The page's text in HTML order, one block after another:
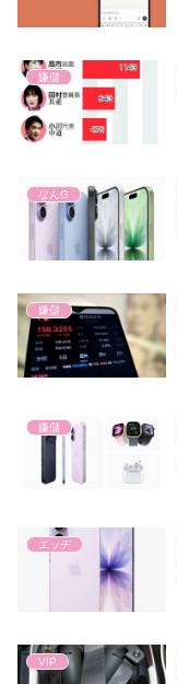
嫌儲
なんG
嫌儲
嫌儲
エッヂ
VIP